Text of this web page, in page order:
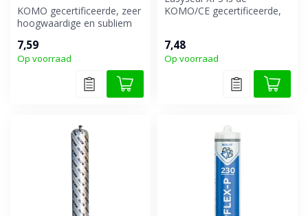
KOMO gecertificeerde, zeer
hoogwaardige en subliem
afdichtingsk...
7,59
Op voorraad
KOMO/CE gecertificeerde,
7,48
Op voorraad